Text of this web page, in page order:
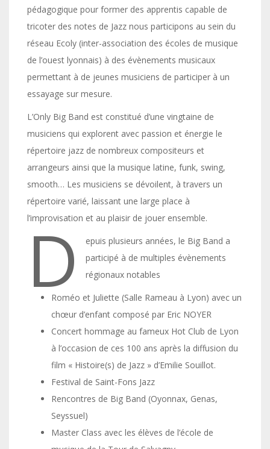
pédagogique pour former des apprentis capable de
tricoter des notes de Jazz nous participons au sein du
réseau Ecoly (inter-association des écoles de musique
de l’ouest lyonnais) à des évènements musicaux
permettant à de jeunes musiciens de participer à un
essayage sur mesure.
L’Only Big Band est constitué d’une vingtaine de
musiciens qui explorent avec passion et énergie le
répertoire jazz de nombreux compositeurs et
arrangeurs ainsi que la musique latine, funk, swing,
smooth… Les musiciens se dévoilent, à travers un
répertoire varié, laissant une large place à
l’improvisation et au plaisir de jouer ensemble.
D
epuis plusieurs années, le Big Band a
participé à de multiples évènements
régionaux notables
Roméo et Juliette (Salle Rameau à Lyon) avec un
chœur d’enfant composé par Eric NOYER
Concert hommage au fameux Hot Club de Lyon
à l’occasion de ces 100 ans après la diffusion du
film « Histoire(s) de Jazz » d’Emilie Souillot.
Festival de Saint-Fons Jazz
Rencontres de Big Band (Oyonnax, Genas,
Seyssuel)
Master Class avec les élèves de l’école de